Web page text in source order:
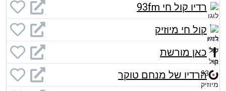
רדיו קול חי 93fm
קול חי מיוזיק
כאן מורשת
הרדיו של מנחם טוקר